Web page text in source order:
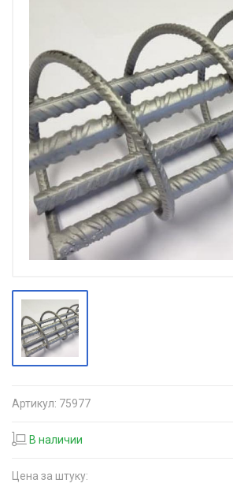
Артикул: 75977
В наличии
Цена за штуку: